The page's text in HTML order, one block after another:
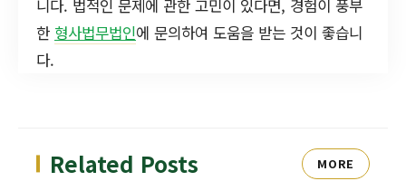
니다. 법적인 문제에 관한 고민이 있다면, 경험이 풍부
한 형사법무법인에 문의하여 도움을 받는 것이 좋습니
다.
Related Posts MORE